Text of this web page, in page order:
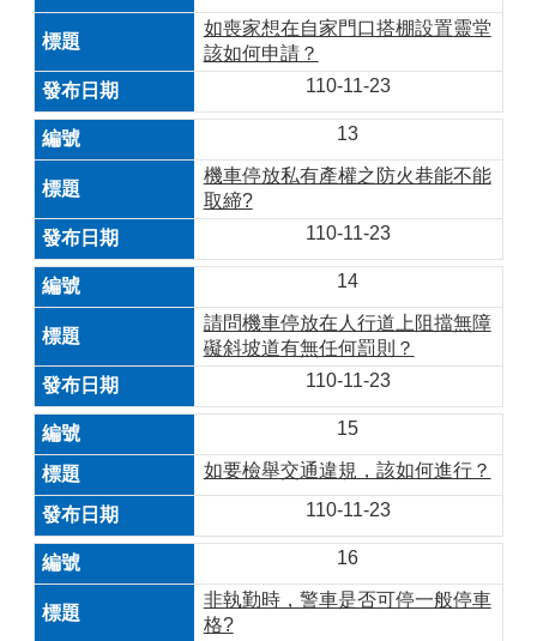
如喪家想在自家門口搭棚設置靈堂
該如何申請？
110-11-23
13
機車停放私有產權之防火巷能不能
取締?
110-11-23
14
請問機車停放在人行道上阻擋無障
礙斜坡道有無任何罰則？
110-11-23
15
如要檢舉交通違規，該如何進行？
110-11-23
16
非執勤時，警車是否可停一般停車
格?